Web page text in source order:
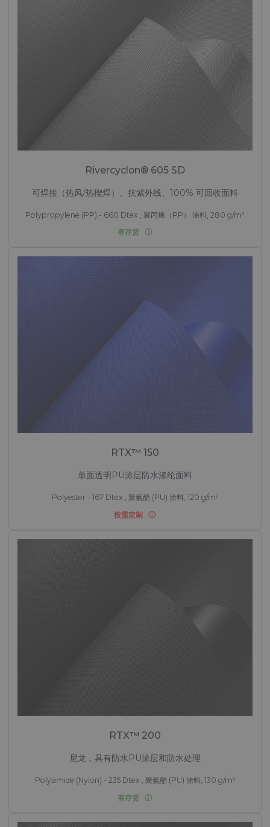
Rivercyclon® 605 SD
可焊接（热风/热楔焊）、抗紫外线、100% 可回收面料
Polypropylene (PP) - 660 Dtex , 聚丙烯（PP） 涂料, 280 g/m²
有存货
RTX™ 150
单面透明PU涂层防水涤纶面料
Polyester - 167 Dtex , 聚氨酯 (PU) 涂料, 120 g/m²
按需定制
RTX™ 200
尼龙，具有防水PU涂层和防水处理
Polyamide (Nylon) - 235 Dtex , 聚氨酯 (PU) 涂料, 130 g/m²
有存货